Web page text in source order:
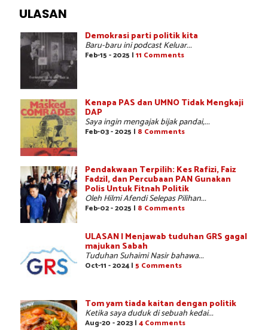
ULASAN
Demokrasi parti politik kita
Baru-baru ini podcast Keluar...
Feb-15 - 2025 | 11 Comments
Kenapa PAS dan UMNO Tidak Mengkaji
DAP
Saya ingin mengajak bijak pandai,...
Feb-03 - 2025 | 8 Comments
Pendakwaan Terpilih: Kes Rafizi, Faiz
Fadzil, dan Percubaan PAN Gunakan
Polis Untuk Fitnah Politik
Oleh Hilmi Afendi Selepas Pilihan...
Feb-02 - 2025 | 8 Comments
ULASAN | Menjawab tuduhan GRS gagal
majukan Sabah
Tuduhan Suhaimi Nasir bahawa...
Oct-11 - 2024 | 5 Comments
Tom yam tiada kaitan dengan politik
Ketika saya duduk di sebuah kedai...
Aug-20 - 2023 | 4 Comments